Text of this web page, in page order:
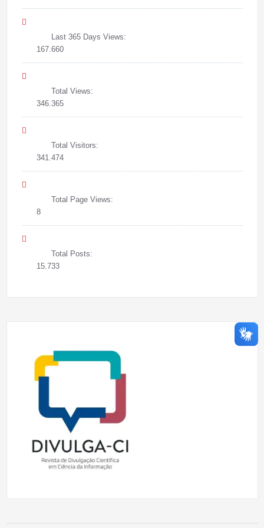
Last 365 Days Views:
167.660
Total Views:
346.365
Total Visitors:
341.474
Total Page Views:
8
Total Posts:
15.733